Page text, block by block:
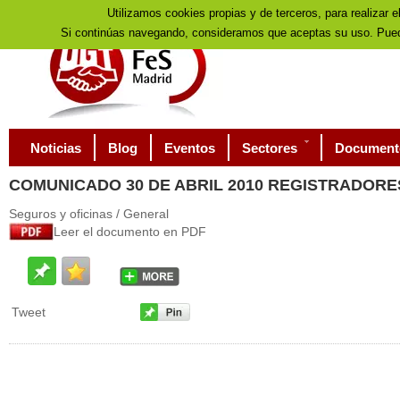
Noticias Blog Eventos Sectores
COMUNICADO 30 DE ABRIL 2010
Seguros y oficinas / General
Leer el documento en PDF
Tweet
Utilizamos cookies propias y de terceros, para realizar
Si continúas navegando, consideramos que aceptas su uso.